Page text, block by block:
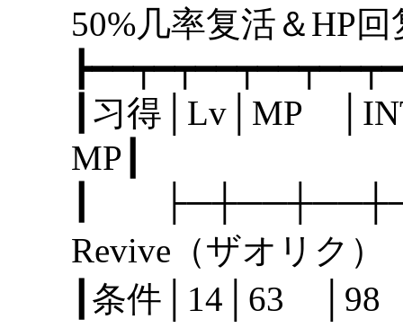
50%几率复活＆
┃习得│Lv│MP
┃
Revive（ザオ
┃条件│14│63